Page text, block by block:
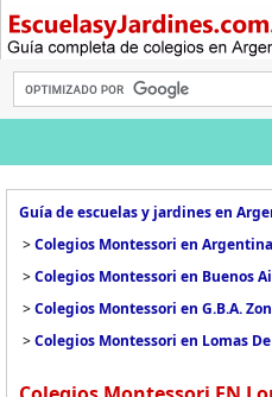
Guía de escuelas y jardines en
>Colegios Montessori en Argentina
>Colegios Montessori en Buenos
>Colegios Montessori en G.B.A.
>Colegios Montessori en Lomas